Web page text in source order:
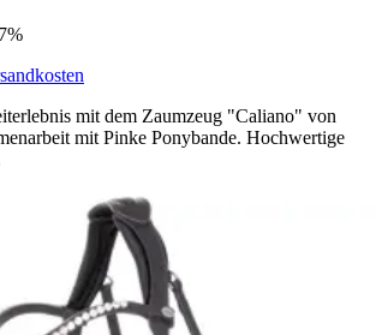
mit dem Zaumzeug "Caliano" von
mit Pinke Ponybande. Hochwertige